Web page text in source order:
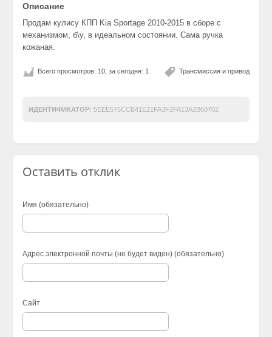
Описание
Продам кулису КПП Kia Sportage 2010-2015 в сборе с
механизмом, б\у, в идеальном состоянии. Сама ручка
кожаная.
Трансмиссия и привод
Всего просмотров: 10, за сегодня: 1
ИДЕНТИФИКАТОР: 5EEE575CCB41E21FA3F2FA13A2B60702
Оставить отклик
Имя (обязательно)
Адрес электронной почты (не будет виден) (обязательно)
Сайт